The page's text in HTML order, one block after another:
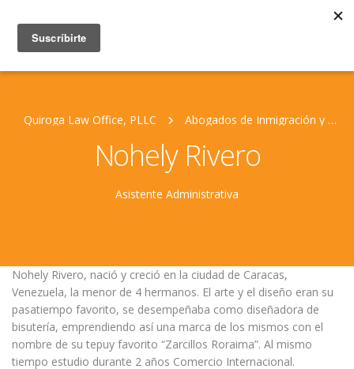
Quiroga Law Office, PLLC Abogados de Inmigración y Personal Jurídico
Nohely Rivero
Asistente Administrativa
Nohely Rivero, nació y creció en la ciudad de Caracas,
Venezuela, la menor de 4 hermanos. El arte y el diseño eran su
pasatiempo favorito, se desempeñaba como diseñadora de
bisutería, emprendiendo así una marca de los mismos con el
nombre de su tepuy favorito “Zarcillos Roraima”. Al mismo
tiempo estudio durante 2 años Comercio Internacional.